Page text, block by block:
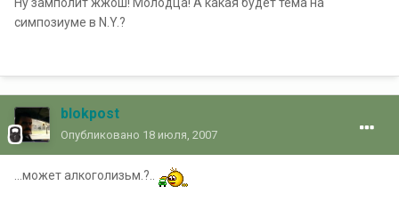
Ну замполит жжош! Молодца! А какая будет тема на
симпозиуме в N.Y.?
blokpost
Опубликовано 18 июля, 2007
...может алкоголизьм.?..